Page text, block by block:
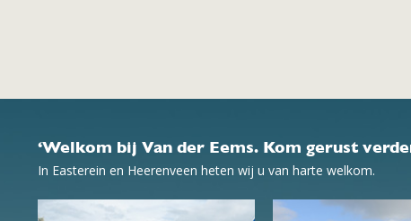
‘Welkom bij Van der Eems. Kom gerust
In Easterein en Heerenveen heten wij u van harte welkom.